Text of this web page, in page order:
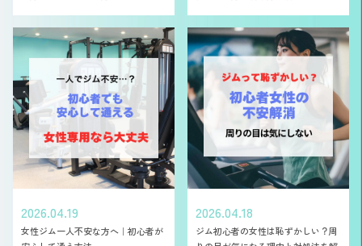
2026.04.19
女性ジム一人不安な方へ｜初心者が
2026.04.18
ジム初心者の女性は恥ずかしい？周